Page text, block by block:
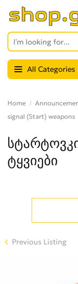
All Categories
Home
signal (Start) weapons
ტყვიები
Previous Listing